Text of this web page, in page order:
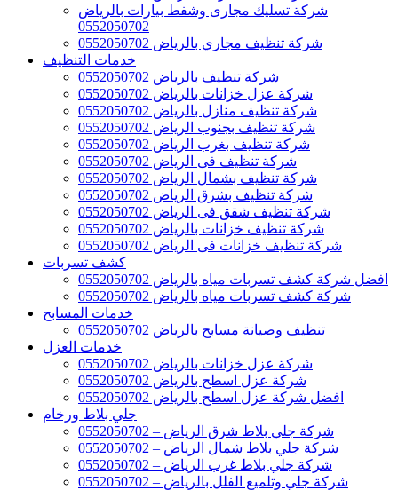
شركة تسليك مجارى وشفط بيارات بالرياض
0552050702
شركة تنظيف مجاري بالرياض 0552050702
خدمات التنظيف
شركة تنظيف بالرياض 0552050702
شركة عزل خزانات بالرياض 0552050702
شركة تنظيف منازل بالرياض 0552050702
شركة تنظيف بجنوب الرياض 0552050702
شركة تنظيف بغرب الرياض 0552050702
شركة تنظيف فى الرياض 0552050702
شركة تنظيف بشمال الرياض 0552050702
شركة تنظيف بشرق الرياض 0552050702
شركة تنظيف شقق فى الرياض 0552050702
شركة تنظيف خزانات بالرياض 0552050702
شركة تنظيف خزانات فى الرياض 0552050702
كشف تسربات
افضل شركة كشف تسربات مياه بالرياض 0552050702
شركة كشف تسربات مياه بالرياض 0552050702
خدمات المسابح
تنظيف وصيانة مسابح بالرياض 0552050702
خدمات العزل
شركة عزل خزانات بالرياض 0552050702
شركة عزل اسطح بالرياض 0552050702
افضل شركة عزل اسطح بالرياض 0552050702
جلي بلاط ورخام
شركة جلي بلاط شرق الرياض – 0552050702
شركة جلي بلاط شمال الرياض – 0552050702
شركة جلي بلاط غرب الرياض – 0552050702
شركة جلي وتلميع الفلل بالرياض – 0552050702